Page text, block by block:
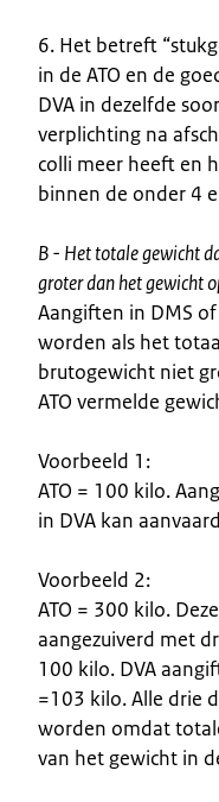
6. Het betreft
in de ATO en de
DVA in dezelfde
verplichting na
colli meer heeft en
binnen de onder 4
B - Het totale gewicht
groter dan het gewicht
Aangiften in DMS
worden als het
brutogewicht niet
ATO vermelde
Voorbeeld 1:
ATO = 100 kilo.
in DVA kan
Voorbeeld 2:
ATO = 300 kilo.
aangezuiverd met
100 kilo. DVA
=103 kilo. Alle drie
worden omdat
van het gewicht in